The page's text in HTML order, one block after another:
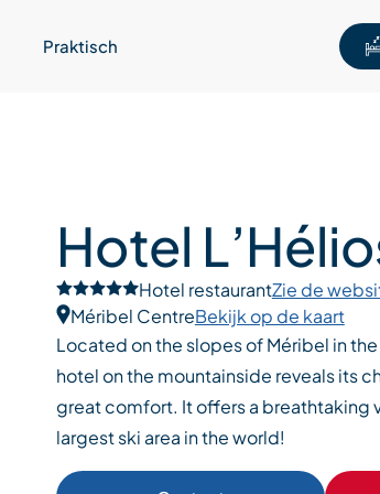
Praktisch
Hotel
Hotel restaurantZie de
Méribel CentreBekijk op de kaart
Located on the slopes of Méribel in
hotel on the mountainside reveals its
great comfort. It offers a breathtaking
largest ski area in the world!